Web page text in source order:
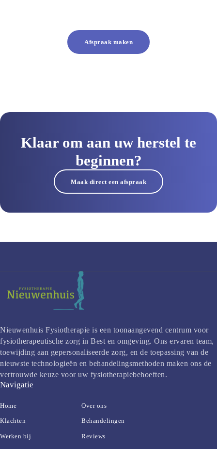
Afspraak maken
Klaar om aan uw herstel te
beginnen?
Maak direct een afspraak
Nieuwenhuis Fysiotherapie is een toonaangevend centrum voor
fysiotherapeutische zorg in Best en omgeving. Ons ervaren team,
toewijding aan gepersonaliseerde zorg, en de toepassing van de
nieuwste technologieën en behandelingsmethoden maken ons de
vertrouwde keuze voor uw fysiotherapiebehoeften.
Navigatie
Home Over ons
Klachten Behandelingen
Werken bij Reviews